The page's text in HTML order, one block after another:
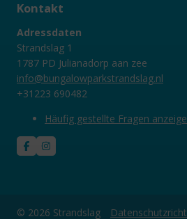
Kontakt
Adressdaten
Strandslag 1
1787 PD Julianadorp aan zee
info@bungalowparkstrandslag.nl
+31223 690482
Häufig gestellte Fragen
© 2026 Strandslag